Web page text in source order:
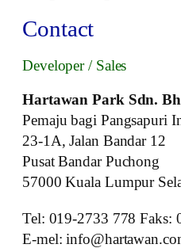
Contact
Developer / Sales
Hartawan Park Sdn.
Pemaju bagi Pangsapuri
23-1A, Jalan Bandar 12
Pusat Bandar Puchong
57000 Kuala Lumpur
Tel: 019-2733 778 Faks:
E-mel: